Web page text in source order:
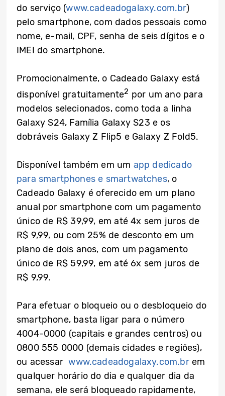
do serviço (www.cadeadogalaxy.com.br)
pelo smartphone, com dados pessoais como
nome, e-mail, CPF, senha de seis dígitos e o
IMEI do smartphone.
Promocionalmente, o Cadeado Galaxy está
disponível gratuitamente2 por um ano para
modelos selecionados, como toda a linha
Galaxy S24, Família Galaxy S23 e os
dobráveis Galaxy Z Flip5 e Galaxy Z Fold5.
Disponível também em um app dedicado
para smartphones e smartwatches, o
Cadeado Galaxy é oferecido em um plano
anual por smartphone com um pagamento
único de R$ 39,99, em até 4x sem juros de
R$ 9,99, ou com 25% de desconto em um
plano de dois anos, com um pagamento
único de R$ 59,99, em até 6x sem juros de
R$ 9,99.
Para efetuar o bloqueio ou o desbloqueio do
smartphone, basta ligar para o número
4004-0000 (capitais e grandes centros) ou
0800 555 0000 (demais cidades e regiões),
ou acessarwww.cadeadogalaxy.com.brem
qualquer horário do dia e qualquer dia da
semana, ele será bloqueado rapidamente,